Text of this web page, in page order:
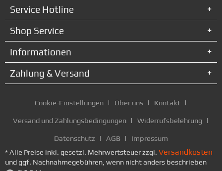
Service Hotline
Shop Service
Informationen
Zahlung & Versand
Cookie-Einstellungen Über uns Kontakt
Versand und Zahlungsbedingungen Widerrufsbelehrung
Datenschutz AGB
Impressum
* Alle Preise inkl. gesetzl. Mehrwertsteuer zzgl. Versandkosten
und ggf. Nachnahmegebühren, wenn nicht anders beschrieben